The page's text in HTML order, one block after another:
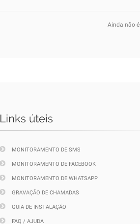
Ainda não
Links úteis
MONITORAMENTO DE SMS
MONITORAMENTO DE FACEBOOK
MONITORAMENTO DE WHATSAPP
GRAVAÇÃO DE CHAMADAS
GUIA DE INSTALAÇÃO
FAQ / AJUDA